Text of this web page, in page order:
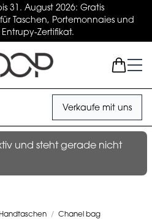
31. August 2026: Gratis
Taschen, Portemonnaies und
Zertifikat.
Verkaufe mit uns
und steht gerade nicht
Handtaschen / Chanel bag